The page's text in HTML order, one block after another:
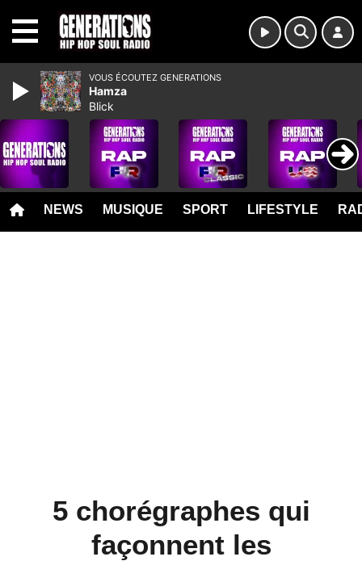
NEWS MUSIQUE SPORT LIFESTYLE
5 chorégraphes qui
façonnent les
VOUS ÉCOUTEZ GENERATIONS
Hamza
Blick